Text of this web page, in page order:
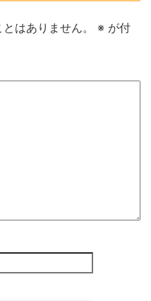
はありません。 ※ が付